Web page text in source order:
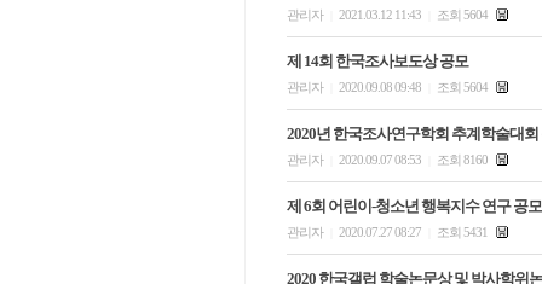
관리자 2021.03.12 11:43 조회 5604
제 14회 한국조사보도상 공모
관리자 2020.09.08 09:48 조회 5604
2020년 한국조사연구학회 추계학술대회
관리자 2020.09.07 08:53 조회 8160
제 6회 어린이-청소년 행복지수 연구 공모
관리자 2020.07.27 08:27 조회 5431
2020 한국갤럽 학술논문상 및 박사학위